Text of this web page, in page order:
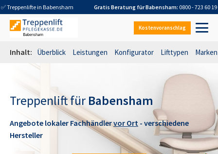
✅ Treppenlifte in Babensham Gratis Beratung fürBabensham: 0800 - 723 60 19
Kostenvoranschlag
Inhalt: Überblick Leistungen Konfigurator Lifttypen Marken
Treppenlift für Babensham
Angebote lokaler Fachhändlervor Ort - verschiedene
Hersteller